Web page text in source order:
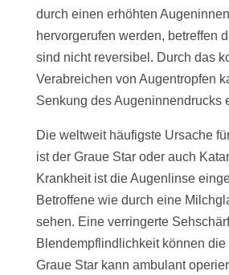
durch einen erhöhten
hervorgerufen werden, betreffen
sind nicht reversibel. Durch das
Verabreichen von Augentropfen
Senkung des Augeninnendrucks
Die weltweit häufigste Ursache
ist der Graue Star oder auch
Krankheit ist die Augenlinse
Betroffene wie durch eine
sehen. Eine verringerte
Blendempflindlichkeit können
Graue Star kann ambulant